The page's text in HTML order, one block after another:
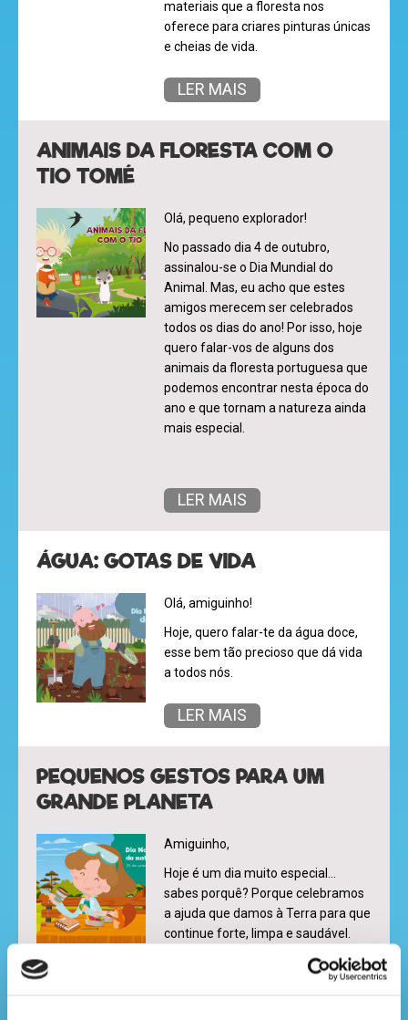
super
recebe
hora
do
recreio
cantinho
materiais que a floresta nos
oferece para criares pinturas únicas
e cheias de vida.
LER MAIS
ANIMAIS DA FLORESTA COM O
TIO TOMÉ
Olá, pequeno explorador!
No passado dia 4 de outubro,
assinalou-se o Dia Mundial do
Animal. Mas, eu acho que estes
amigos merecem ser celebrados
todos os dias do ano! Por isso, hoje
quero falar-vos de alguns dos
animais da floresta portuguesa que
podemos encontrar nesta época do
ano e que tornam a natureza ainda
mais especial.
LER MAIS
ÁGUA: GOTAS DE VIDA
Olá, amiguinho!
Hoje, quero falar-te da água doce,
esse bem tão precioso que dá vida
a todos nós.
LER MAIS
PEQUENOS GESTOS PARA UM
GRANDE PLANETA
Amiguinho,
Hoje é um dia muito especial…
sabes porquê? Porque celebramos
a ajuda que damos à Terra para que
continue forte, limpa e saudável.